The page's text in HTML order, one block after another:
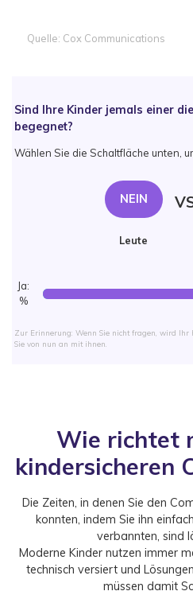
Quelle: Cox Communications
Sind Ihre Kinder jemals einer
begegnet?
Wählen Sie die Schaltfläche unten,
NEIN
Leute
Ja:
%
Zur Erinnerung: Wenn Sie nicht fragen, wird Ihr
Sie von nun an mit ihnen.
Wie richtet
kindersicheren
Die Zeiten, in denen Sie den
konnten, indem Sie ihn
verbannten, sind
Moderne Kinder nutzen immer
technisch versiert und
müssen damit